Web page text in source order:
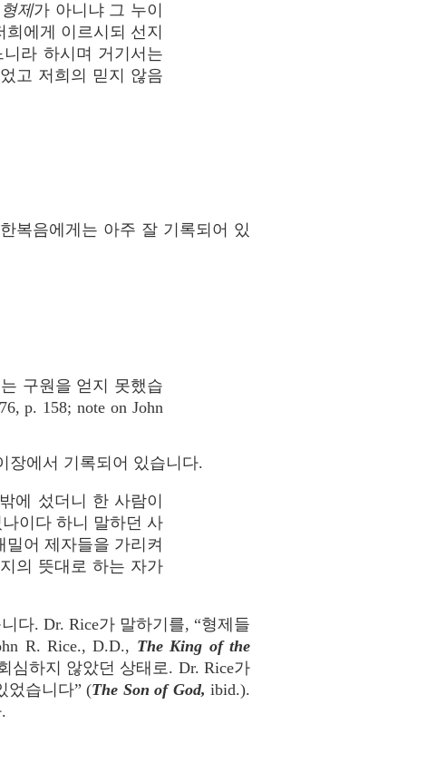
형제가 아니냐 그 누이
에게 이르시되 선지
라 하시며 거기서는
고 저희의 믿지 않음
복음에게는 아주 잘 기록되어 있
구원을 얻지 못했습
p. 158; note on John
장에서 기록되어 있습니다.
에 섰더니 한 사람이
이다 하니 말하던 사
어 제자들을 가리켜
의 뜻대로 하는 자가
다. Dr. Rice가 말하기를, “형제들
R. Rice., D.D., The King of the
심하지 않았던 상태로. Dr. Rice가
었습니다” (The Son of God, ibid.).